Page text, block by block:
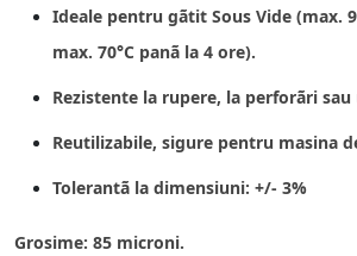
Ideale pentru gãtit Sous Vide (max.
max. 70°C panã la 4 ore).
Rezistente la rupere, la perforãri sau
Reutilizabile, sigure pentru masina
Tolerantã la dimensiuni: +/- 3%
Grosime: 85 microni.